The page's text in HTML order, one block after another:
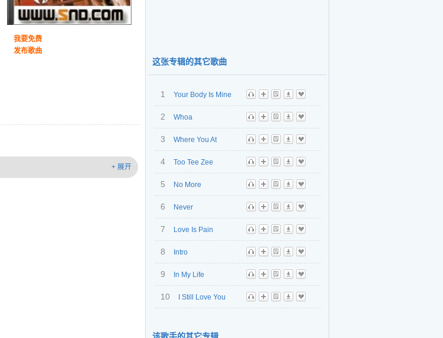
我要免费
发布歌曲
+ 展开
这张专辑的其它歌曲
1
Your Body Is Mine
听
播 歌 下 收
2
Whoa
听
播 歌 下 收
3
Where You At
听
播 歌 下 收
4
Too Tee Zee
听
播 歌 下 收
5
No More
听
播 歌 下 收
6
Never
听
播 歌 下 收
7
Love Is Pain
听
播 歌 下 收
8
Intro
听
播 歌 下 收
9
In My Life
听
播 歌 下 收
10
I Still Love You
听
播 歌 下 收